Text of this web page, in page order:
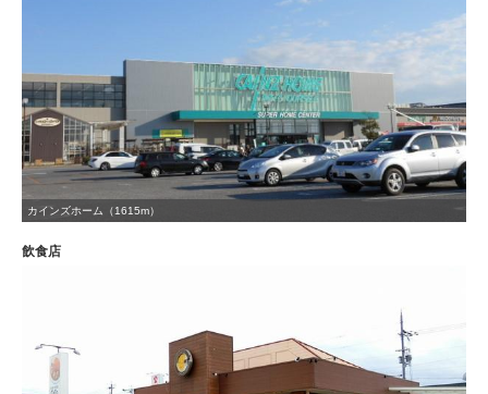
カインズホーム（1615m）
飲食店